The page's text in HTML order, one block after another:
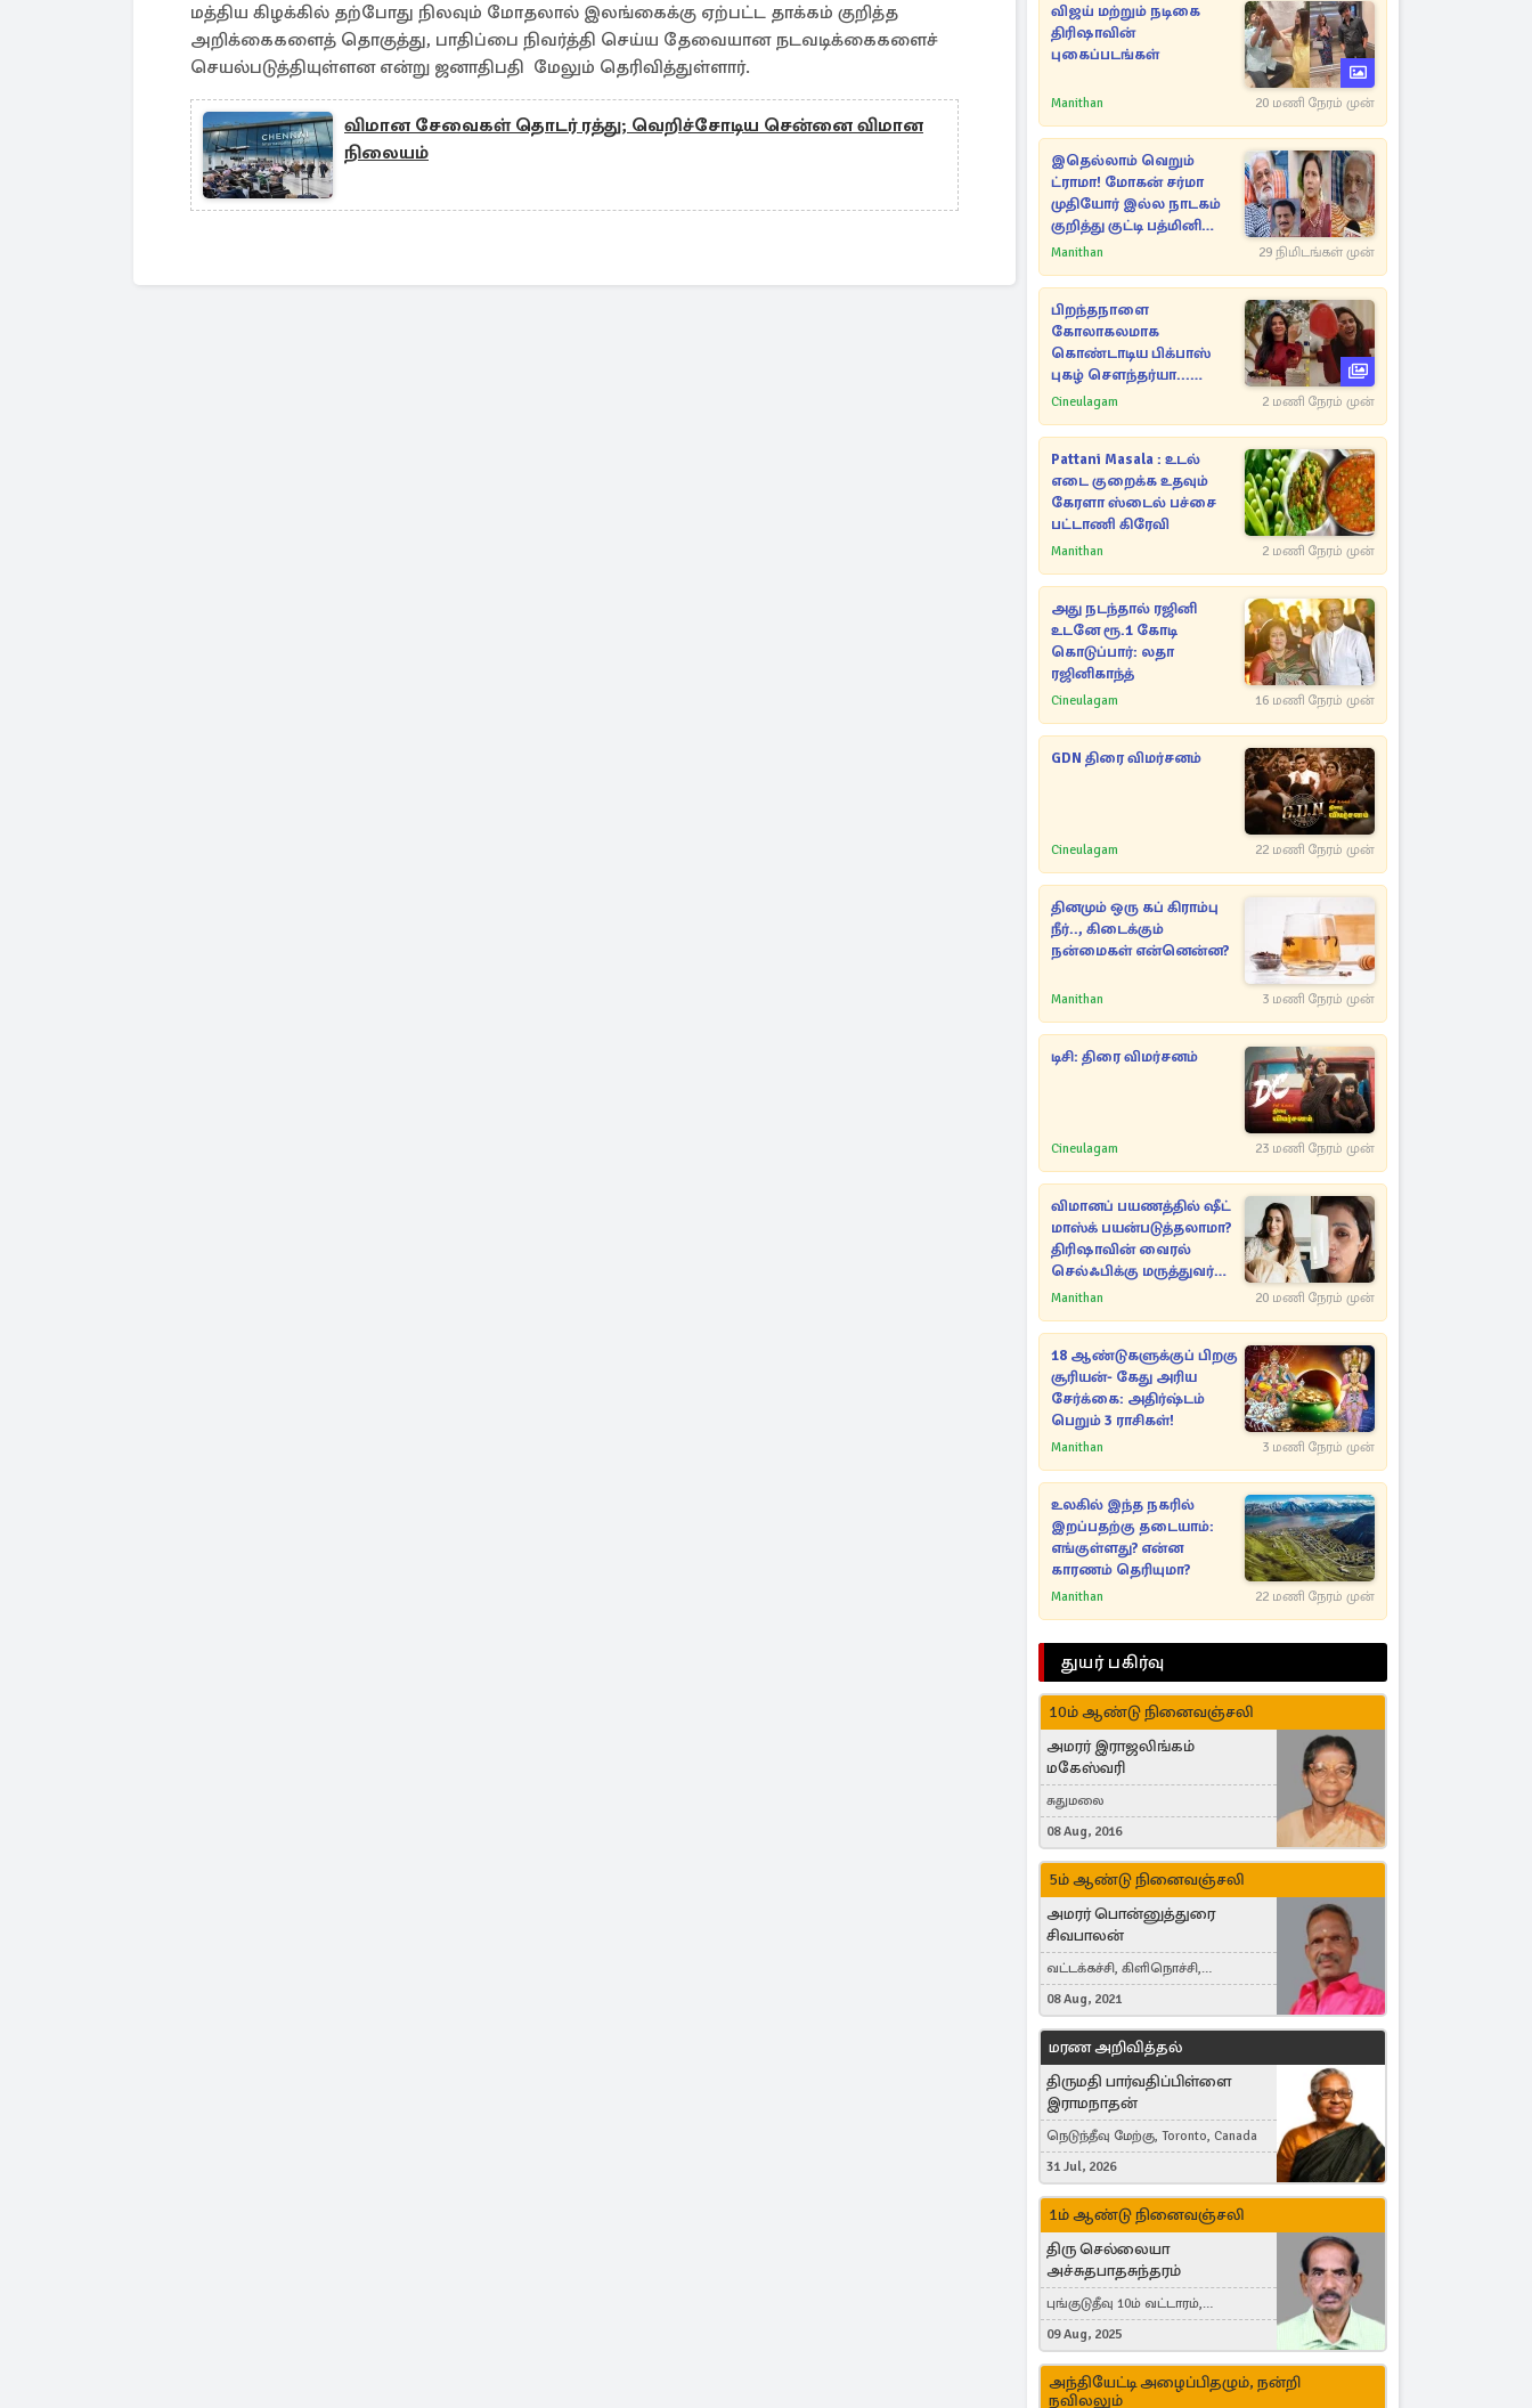
மத்திய கிழக்கில் தற்போது நிலவும் மோதலால் இலங்கைக்கு ஏற்பட்ட தாக்கம் குறித்த
அறிக்கைகளைத் தொகுத்து, பாதிப்பை நிவர்த்தி செய்ய தேவையான நடவடிக்கைகளைச்
செயல்படுத்தியுள்ளன என்று ஜனாதிபதி மேலும் தெரிவித்துள்ளார்.
விமான சேவைகள் தொடர் ரத்து; வெறிச்சோடிய சென்னை விமான
நிலையம்
விஜய் மற்றும் நடிகை
திரிஷாவின்
புகைப்படங்கள்
Manithan 20 மணி நேரம் முன்
இதெல்லாம் வெறும்
ட்ராமா! மோகன் சர்மா
முதியோர் இல்ல நாடகம்
குறித்து குட்டி பத்மினி
பரபரப்பு பேட்டி
Manithan 29 நிமிடங்கள் முன்
பிறந்தநாளை
கோலாகலமாக
கொண்டாடிய பிக்பாஸ்
புகழ் சௌந்தர்யா...
போட்டோஸ் இதோ
Cineulagam 2 மணி நேரம் முன்
Pattani Masala : உடல்
எடை குறைக்க உதவும்
கேரளா ஸ்டைல் பச்சை
பட்டாணி கிரேவி
Manithan 2 மணி நேரம் முன்
அது நடந்தால் ரஜினி
உடனே ரூ.1 கோடி
கொடுப்பார்: லதா
ரஜினிகாந்த்
Cineulagam 16 மணி நேரம் முன்
GDN திரை விமர்சனம்
Cineulagam 22 மணி நேரம் முன்
தினமும் ஒரு கப் கிராம்பு
நீர்.., கிடைக்கும்
நன்மைகள் என்னென்ன?
Manithan 3 மணி நேரம் முன்
டிசி: திரை விமர்சனம்
Cineulagam 23 மணி நேரம் முன்
விமானப் பயணத்தில் ஷீட்
மாஸ்க் பயன்படுத்தலாமா?
திரிஷாவின் வைரல்
செல்ஃபிக்கு மருத்துவர்
விளக்கம்
Manithan 20 மணி நேரம் முன்
18 ஆண்டுகளுக்குப் பிறகு
சூரியன்- கேது அரிய
சேர்க்கை: அதிர்ஷ்டம்
பெறும் 3 ராசிகள்!
Manithan 3 மணி நேரம் முன்
உலகில் இந்த நகரில்
இறப்பதற்கு தடையாம்:
எங்குள்ளது? என்ன
காரணம் தெரியுமா?
Manithan 22 மணி நேரம் முன்
துயர் பகிர்வு
10ம் ஆண்டு நினைவஞ்சலி
அமரர் இராஜலிங்கம்
மகேஸ்வரி
சுதுமலை
08 Aug, 2016
5ம் ஆண்டு நினைவஞ்சலி
அமரர் பொன்னுத்துரை
சிவபாலன்
வட்டக்கச்சி, கிளிநொச்சி,
வட்டக்கச்சி இராமநாதபுரம்
08 Aug, 2021
மரண அறிவித்தல்
திருமதி பார்வதிப்பிள்ளை
இராமநாதன்
நெடுந்தீவு மேற்கு, Toronto, Canada
31 Jul, 2026
1ம் ஆண்டு நினைவஞ்சலி
திரு செல்லையா
அச்சுதபாதசுந்தரம்
புங்குடுதீவு 10ம் வட்டாரம்,
கொள்ளுப்பிட்டி
09 Aug, 2025
அந்தியேட்டி அழைப்பிதழும், நன்றி
நவிலலும்